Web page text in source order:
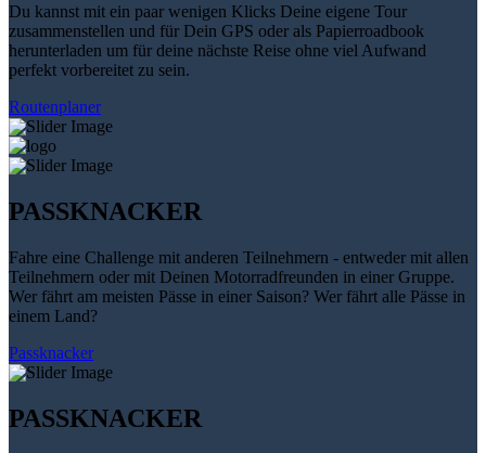
Du kannst mit ein paar wenigen Klicks Deine eigene Tour
zusammenstellen und für Dein GPS oder als Papierroadbook
herunterladen um für deine nächste Reise ohne viel Aufwand
perfekt vorbereitet zu sein.
Routenplaner
PASSKNACKER
Fahre eine Challenge mit anderen Teilnehmern - entweder mit allen
Teilnehmern oder mit Deinen Motorradfreunden in einer Gruppe.
Wer fährt am meisten Pässe in einer Saison? Wer fährt alle Pässe in
einem Land?
Passknacker
PASSKNACKER